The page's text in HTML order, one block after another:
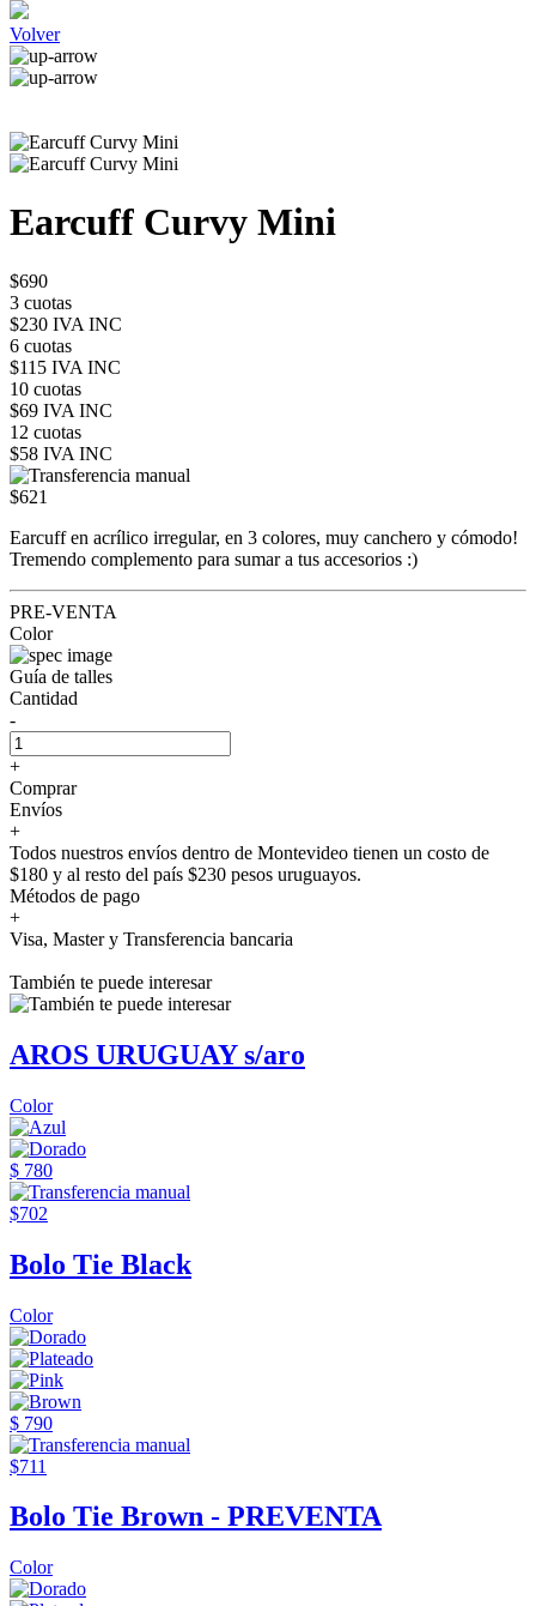
Volver
Earcuff Curvy Mini
$690
3 cuotas
$230 IVA INC
6 cuotas
$115 IVA INC
10 cuotas
$69 IVA INC
12 cuotas
$58 IVA INC
$621
Earcuff en acrílico irregular, en 3 colores, muy canchero y cómodo!
Tremendo complemento para sumar a tus accesorios :)
PRE-VENTA
Color
Guía de talles
Cantidad
-
+
Comprar
Envíos
+
Todos nuestros envíos dentro de Montevideo tienen un costo de
$180 y al resto del país $230 pesos uruguayos.
Métodos de pago
+
Visa, Master y Transferencia bancaria
También te puede interesar
AROS URUGUAY s/aro
Color
$ 780
$702
Bolo Tie Black
Color
$ 790
$711
Bolo Tie Brown - PREVENTA
Color